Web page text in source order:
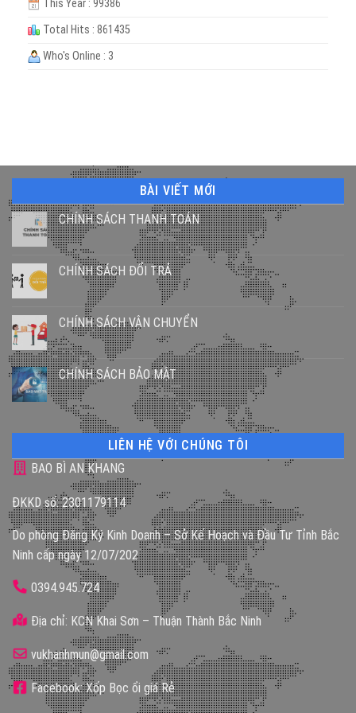
This Year : 99386
Total Hits : 861435
Who's Online : 3
BÀI VIẾT MỚI
CHÍNH SÁCH THANH TOÁN
CHÍNH SÁCH ĐỔI TRẢ
CHÍNH SÁCH VẬN CHUYỂN
CHÍNH SÁCH BẢO MẬT
LIÊN HỆ VỚI CHÚNG TÔI
BAO BÌ AN KHANG
ĐKKD số: 2301179114
Do phòng Đăng Ký Kinh Doanh – Sở Kế Hoạch và Đầu Tư Tỉnh Bắc
Ninh cấp ngày 12/07/202
0394.945.724
Địa chỉ: KCN Khai Sơn – Thuận Thành Bắc Ninh
vukhanhmun@gmail.com
Facebook: Xốp Bọc ổi giá Rẻ